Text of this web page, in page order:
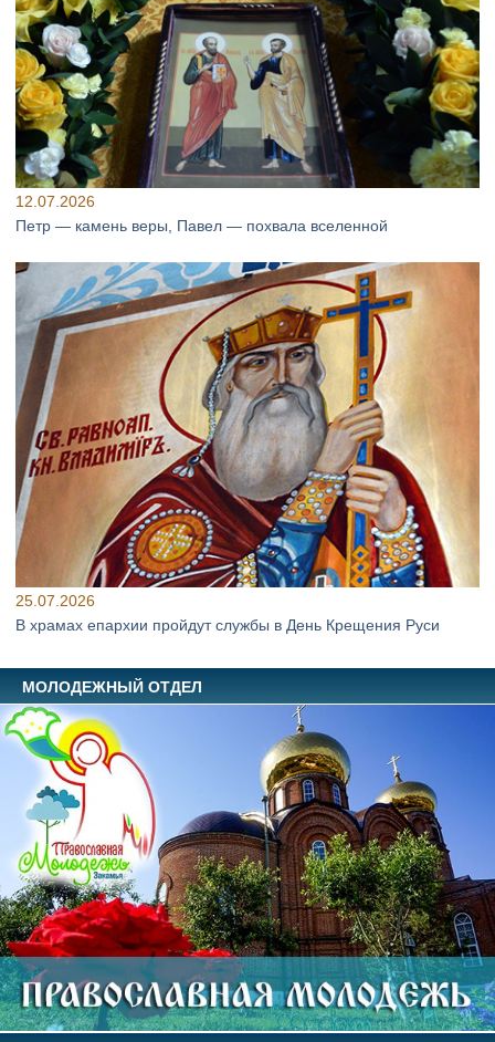
12.07.2026
Петр — камень веры, Павел — похвала вселенной
25.07.2026
В храмах епархии пройдут службы в День Крещения Руси
МОЛОДЕЖНЫЙ ОТДЕЛ